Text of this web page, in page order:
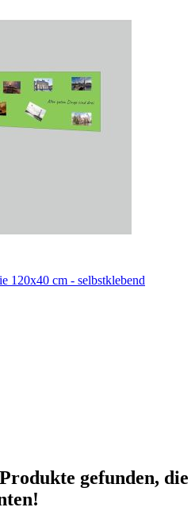
120x40 cm - selbstklebend
gefunden, die